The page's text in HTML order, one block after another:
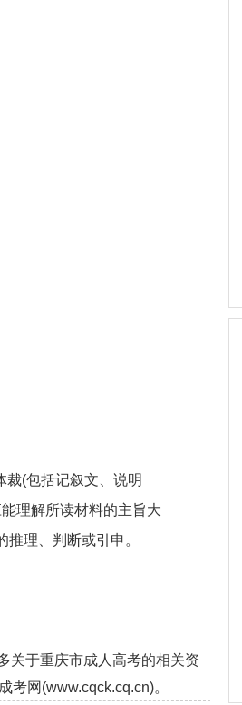
裁(包括记叙文、说明
理解所读材料的主旨大
理、判断或引申。
关于重庆市成人高考的相关资
网(www.cqck.cq.cn)。